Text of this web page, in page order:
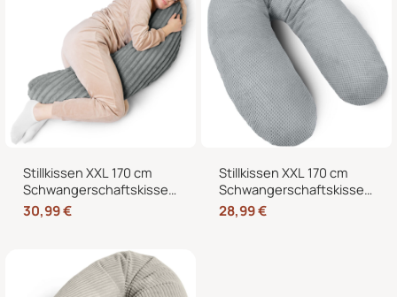
Stillkissen XXL 170 cm
Schwangerschaftskissen
Seitenschläferkissen U-
Form – Lagerungskissen
abnehmbarem Bezug
30,99€
Stillkissen XXL 170 cm
Schwangerschaftskissen
Seitenschläferkissen U-
Form mit abnehmbarem
28,99€